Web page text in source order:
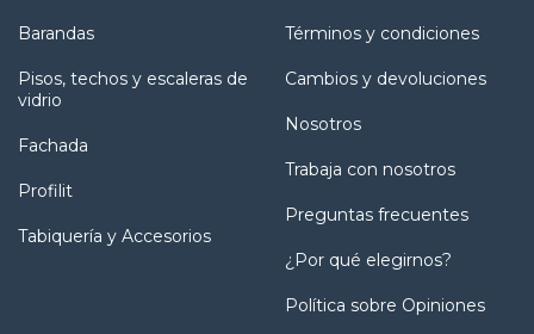
Barandas
Pisos, techos y escaleras de
vidrio
Fachada
Profilit
Tabiquería y Accesorios
Términos y condiciones
Cambios y devoluciones
Nosotros
Trabaja con nosotros
Preguntas frecuentes
¿Por qué elegirnos?
Política sobre Opiniones